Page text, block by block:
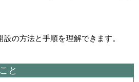
の方法と手順を理解できます。
と